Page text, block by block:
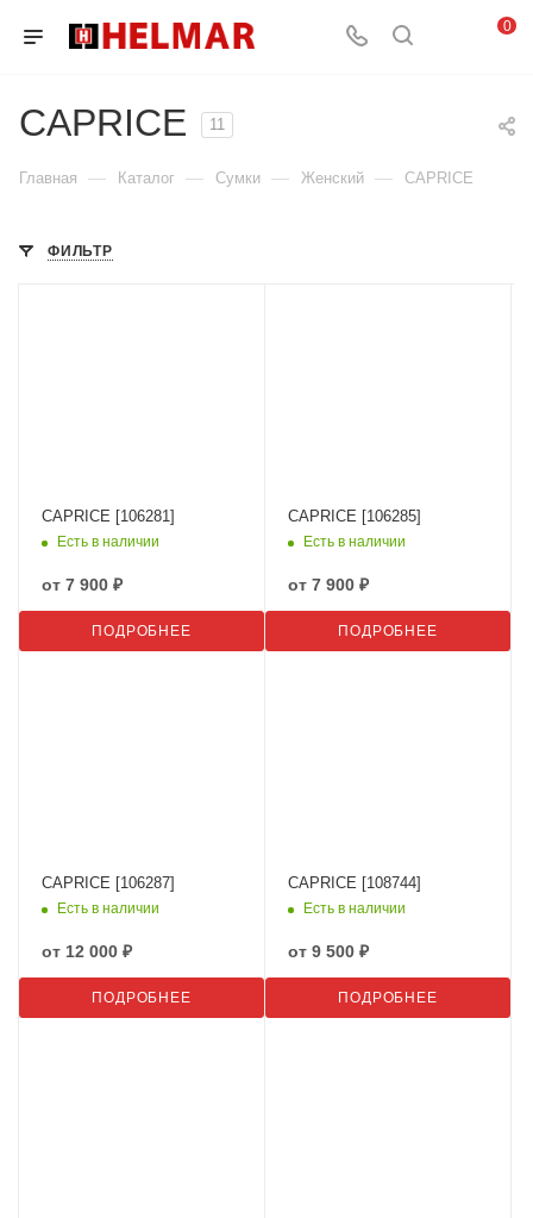
0
CAPRICE 11
Главная — Каталог — Сумки — Женский — CAPRICE
ФИЛЬТР
CAPRICE [106281]
Есть в наличии
от 7 900 ₽
ПОДРОБНЕЕ
CAPRICE [106285]
Есть в наличии
от 7 900 ₽
ПОДРОБНЕЕ
CAPRICE [106287]
Есть в наличии
от 12 000 ₽
ПОДРОБНЕЕ
CAPRICE [108744]
Есть в наличии
от 9 500 ₽
ПОДРОБНЕЕ